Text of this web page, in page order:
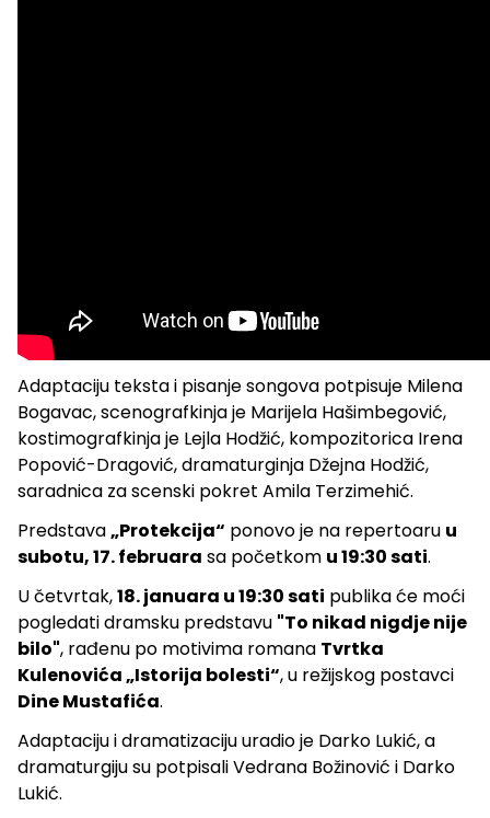
Adaptaciju teksta i pisanje songova potpisuje Milena
Bogavac, scenografkinja je Marijela Hašimbegović,
kostimografkinja je Lejla Hodžić, kompozitorica Irena
Popović-Dragović, dramaturginja Džejna Hodžić,
saradnica za scenski pokret Amila Terzimehić.
Predstava„Protekcija“ ponovo je na repertoaru u
subotu, 17. februara sa početkom u 19:30 sati.
U četvrtak,18. januara u 19:30 sati publika će moći
pogledati dramsku predstavu "To nikad nigdje nije
bilo", rađenu po motivima romana Tvrtka
Kulenovića „Istorija bolesti“, u režijskog postavci
Dine Mustafića.
Adaptaciju i dramatizaciju uradio je Darko Lukić, a
dramaturgiju su potpisali Vedrana Božinović i Darko
Lukić.